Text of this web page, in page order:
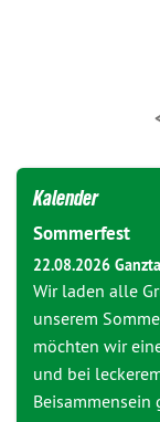
Kalender
Sommerfest
22.08.2026
Wir laden alle
unserem
möchten wir
und bei
Beisammensein